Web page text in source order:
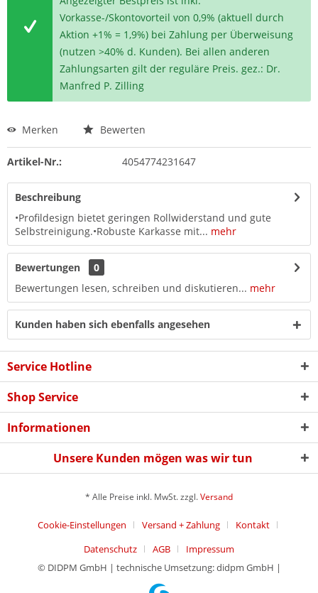
Vorkasse-/Skontovorteil von 0,9% (aktuell durch
Aktion +1% = 1,9%) bei Zahlung per Überweisung
(nutzen >40% d. Kunden). Bei allen anderen
Zahlungsarten gilt der reguläre Preis. gez.: Dr.
Manfred P. Zilling
Merken Bewerten
Artikel-Nr.: 4054774231647
Beschreibung
•Profildesign bietet geringen Rollwiderstand und gute
Selbstreinigung.•Robuste Karkasse mit... mehr
Bewertungen
0
Bewertungen lesen, schreiben und diskutieren... mehr
Kunden haben sich ebenfalls angesehen
Service Hotline
Shop Service
Informationen
Unsere Kunden mögen was wir tun
* Alle Preise inkl. MwSt. zzgl.Versand
Cookie-Einstellungen Versand + Zahlung
Kontakt
Datenschutz
AGB
Impressum
© DIDPM GmbH | technische Umsetzung: didpm GmbH |